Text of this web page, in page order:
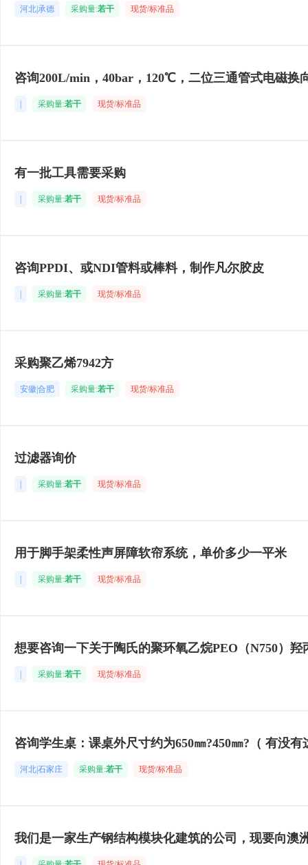
河北|承德 采购量:若干 现货/标准品
咨询200L/min，40bar，120℃，二位三通管式电磁换
采购量:若干 现货/标准品
有一批工具需要采购
采购量:若干 现货/标准品
咨询PPDI、或NDI管料或棒料，制作凡尔胶皮
采购量:若干 现货/标准品
采购聚乙烯7942方
安徽|合肥 采购量:若干 现货/标准品
过滤器询价
采购量:若干 现货/标准品
用于脚手架柔性声屏障软帘系统，单价多少一平米
采购量:若干 现货/标准品
想要咨询一下关于陶氏的聚环氧乙烷PEO（N750）
采购量:若干 现货/标准品
咨询学生桌：课桌外尺寸约为650㎜?450㎜?（ 有没有
河北|石家庄 采购量:若干 现货/标准品
我们是一家生产钢结构模块化建筑的公司，现要向